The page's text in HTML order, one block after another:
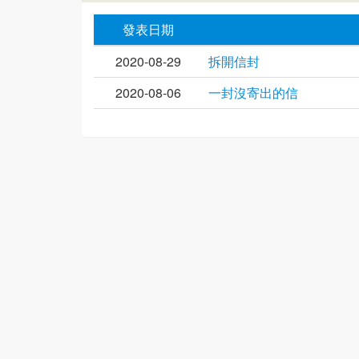
發表日期
2020-08-29
拆開信封
2020-08-06
一封沒寄出的信